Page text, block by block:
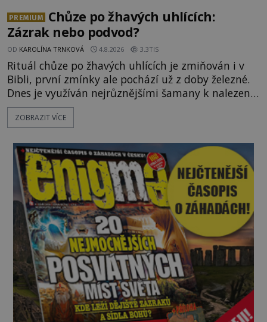
PREMIUM
Chůze po žhavých uhlících:
Zázrak nebo podvod?
OD KAROLÍNA TRNKOVÁ 4.8.2026 3.3TIS
Rituál chůze po žhavých uhlících je zmiňován i v
Bibli, první zmínky ale pochází už z doby železné.
Dnes je využíván nejrůznějšími šamany k nalezení
spirituální síly či vnitřního klidu. Jak funguje a proč
si při něm člověk nepopálí nohy, což bylo
nadpřirozeného? Histori
ZOBRAZIT VÍCE